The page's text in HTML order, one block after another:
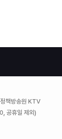
책방송원 KTV
휴일 제외)